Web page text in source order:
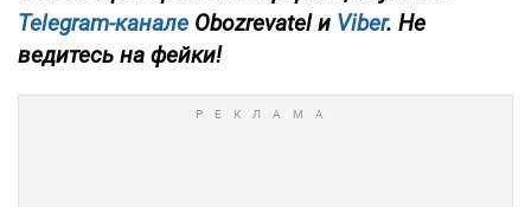
Telegram-канале Obozrevatel и Viber. Не
ведитесь на фейки!